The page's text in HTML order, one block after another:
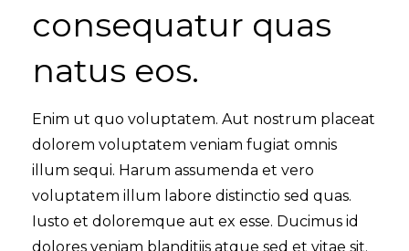
consequatur quas
natus eos.
Enim ut quo voluptatem. Aut nostrum placeat
dolorem voluptatem veniam fugiat omnis
illum sequi. Harum assumenda et vero
voluptatem illum labore distinctio sed quas.
Iusto et doloremque aut ex esse. Ducimus id
dolores veniam blanditiis atque sed et vitae sit.